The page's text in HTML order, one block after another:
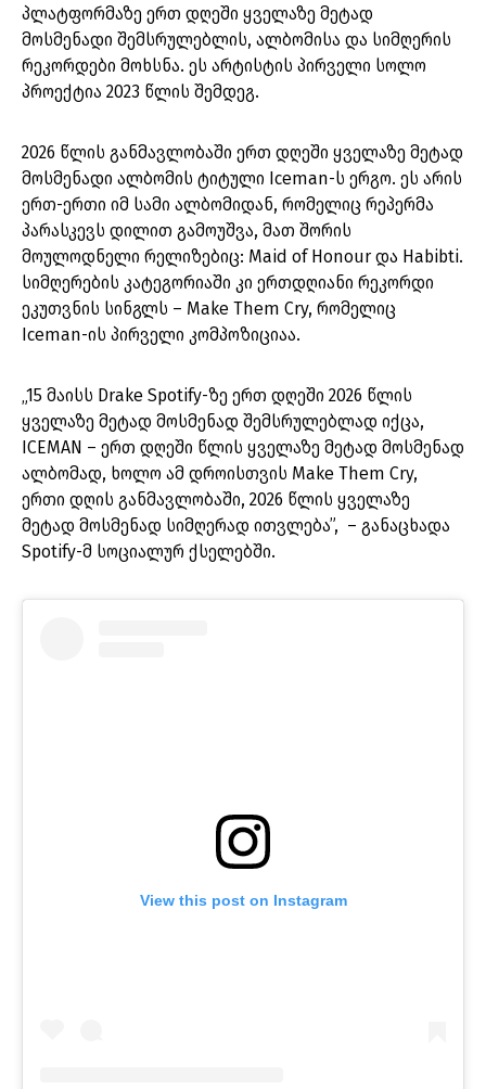
პლატფორმაზე ერთ დღეში ყველაზე მეტად
მოსმენადი შემსრულებლის, ალბომისა და სიმღერის
რეკორდები მოხსნა. ეს არტისტის პირველი სოლო
პროექტია 2023 წლის შემდეგ.
2026 წლის განმავლობაში ერთ დღეში ყველაზე მეტად
მოსმენადი ალბომის ტიტული Iceman-ს ერგო. ეს არის
ერთ-ერთი იმ სამი ალბომიდან, რომელიც რეპერმა
პარასკევს დილით გამოუშვა, მათ შორის
მოულოდნელი რელიზებიც: Maid of Honour და Habibti.
სიმღერების კატეგორიაში კი ერთდღიანი რეკორდი
ეკუთვნის სინგლს – Make Them Cry, რომელიც
Iceman-ის პირველი კომპოზიციაა.
„15 მაისს Drake Spotify-ზე ერთ დღეში 2026 წლის
ყველაზე მეტად მოსმენად შემსრულებლად იქცა,
ICEMAN – ერთ დღეში წლის ყველაზე მეტად მოსმენად
ალბომად, ხოლო ამ დროისთვის Make Them Cry,
ერთი დღის განმავლობაში, 2026 წლის ყველაზე
მეტად მოსმენად სიმღერად ითვლება”, – განაცხადა
Spotify-მ სოციალურ ქსელებში.
View this post on Instagram